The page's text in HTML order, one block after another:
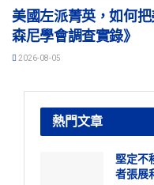
美國左派菁英，如何
森尼學會調查實錄》
2026-08-05
熱門文章
堅定不
者張展